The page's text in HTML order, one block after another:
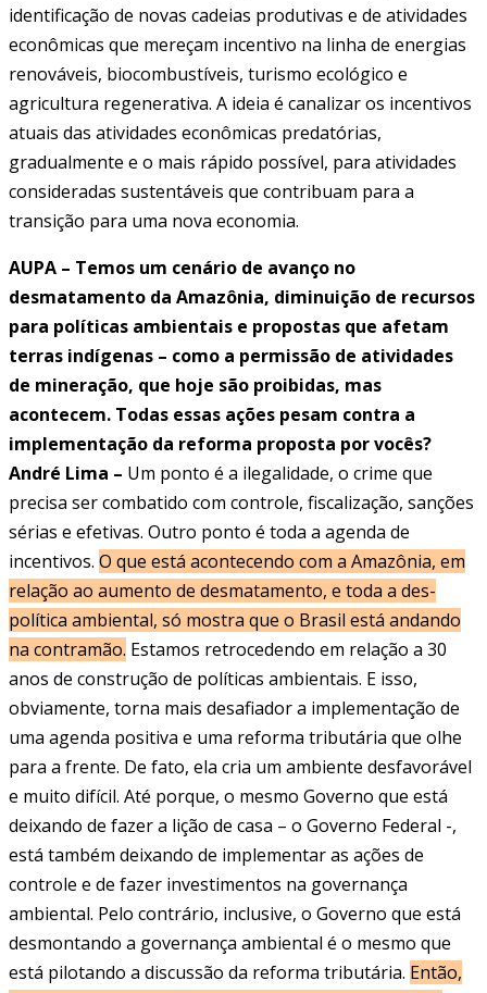
identificação de novas cadeias produtivas e de atividades
econômicas que mereçam incentivo na linha de energias
renováveis, biocombustíveis, turismo ecológico e
agricultura regenerativa. A ideia é canalizar os incentivos
atuais das atividades econômicas predatórias,
gradualmente e o mais rápido possível, para atividades
consideradas sustentáveis que contribuam para a
transição para uma nova economia.
AUPA – Temos um cenário de avanço no
desmatamento da Amazônia, diminuição de recursos
para políticas ambientais e propostas que afetam
terras indígenas – como a permissão de atividades
de mineração, que hoje são proibidas, mas
acontecem. Todas essas ações pesam contra a
implementação da reforma proposta por vocês?
André Lima – Um ponto é a ilegalidade, o crime que
precisa ser combatido com controle, fiscalização, sanções
sérias e efetivas. Outro ponto é toda a agenda de
incentivos. O que está acontecendo com a Amazônia, em
relação ao aumento de desmatamento, e toda a des-
política ambiental, só mostra que o Brasil está andando
na contramão. Estamos retrocedendo em relação a 30
anos de construção de políticas ambientais. E isso,
obviamente, torna mais desafiador a implementação de
uma agenda positiva e uma reforma tributária que olhe
para a frente. De fato, ela cria um ambiente desfavorável
e muito difícil. Até porque, o mesmo Governo que está
deixando de fazer a lição de casa – o Governo Federal -,
está também deixando de implementar as ações de
controle e de fazer investimentos na governança
ambiental. Pelo contrário, inclusive, o Governo que está
desmontando a governança ambiental é o mesmo que
está pilotando a discussão da reforma tributária. Então,